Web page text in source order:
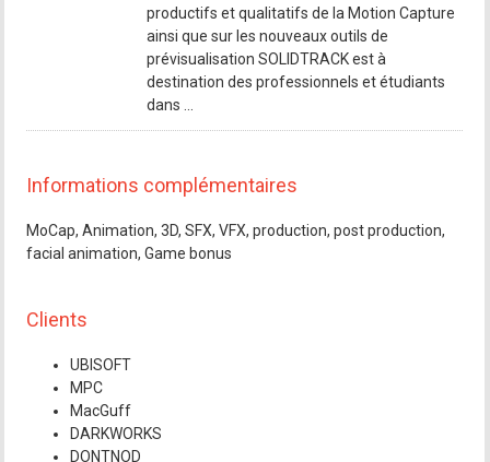
productifs et qualitatifs de la Motion Capture
ainsi que sur les nouveaux outils de
prévisualisation SOLIDTRACK est à
destination des professionnels et étudiants
dans ...
Informations complémentaires
MoCap, Animation, 3D, SFX, VFX, production, post production,
facial animation, Game bonus
Clients
UBISOFT
MPC
MacGuff
DARKWORKS
DONTNOD